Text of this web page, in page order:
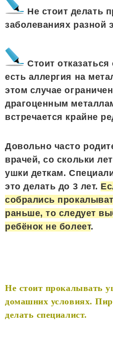
Не стоит делать
заболеваниях разной
Стоит
есть аллергия на
этом случае
драгоценным
встречается крайне
Довольно часто
врачей, со скольки
ушки деткам.
это делать до 3 лет.
собрались
раньше, то следует
ребёнок не болеет.
Не стоит прокалывать
домашних условиях.
делать специалист.